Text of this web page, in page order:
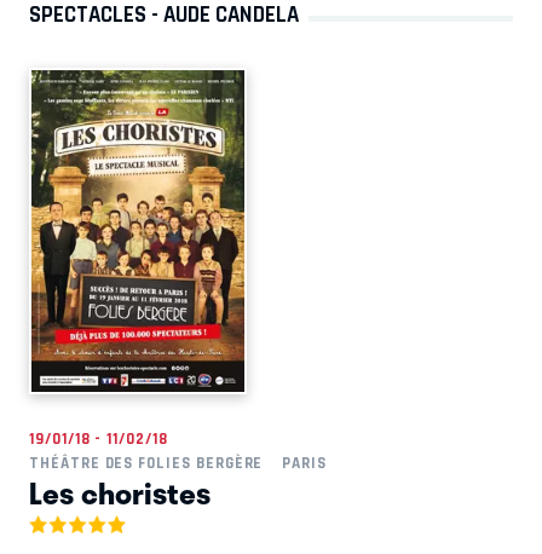
SPECTACLES - AUDE CANDELA
19/01/18 - 11/02/18
THÉÂTRE DES FOLIES BERGÈRE
PARIS
Les choristes